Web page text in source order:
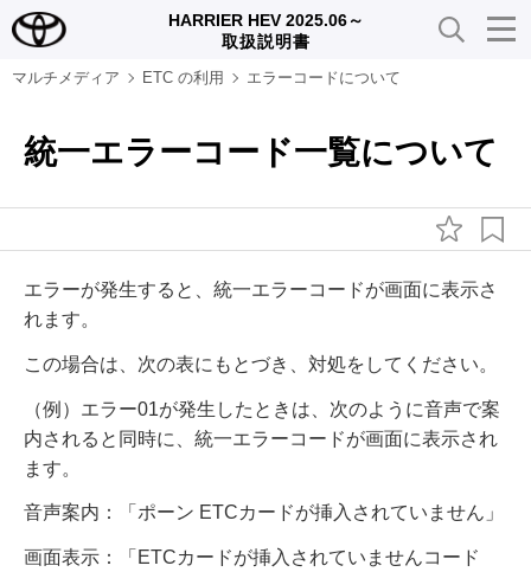
HARRIER HEV 2025.06～
取扱説明書
マルチメディア ETC の利用 エラーコードについて
統一エラーコード一覧について
エラーが発生すると、統一エラーコードが画面に表示さ
れます。
この場合は、次の表にもとづき、対処をしてください。
（例）エラー01が発生したときは、次のように音声で案
内されると同時に、統一エラーコードが画面に表示され
ます。
音声案内：「ポーン ETCカードが挿入されていません」
画面表示：「ETCカードが挿入されていませんコード